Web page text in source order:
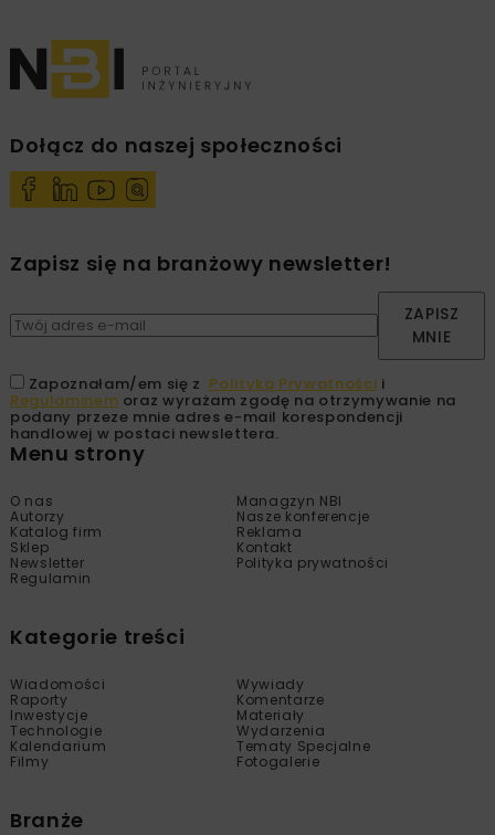
Dołącz do naszej społeczności
Zapisz się na branżowy newsletter!
ZAPISZ
MNIE
Zapoznałam/em się z Polityką Prywatności i
Regulaminem oraz wyrażam zgodę na otrzymywanie na
podany przeze mnie adres e-mail korespondencji
handlowej w postaci newslettera.
Menu strony
O nas
Managzyn NBI
Autorzy
Nasze konferencje
Katalog firm
Reklama
Sklep
Kontakt
Newsletter
Polityka prywatności
Regulamin
Kategorie treści
Wiadomości
Wywiady
Raporty
Komentarze
Inwestycje
Materiały
Technologie
Wydarzenia
Kalendarium
Tematy Specjalne
Filmy
Fotogalerie
Branże